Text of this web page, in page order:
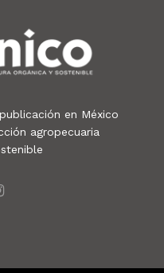
en México
agropecuaria